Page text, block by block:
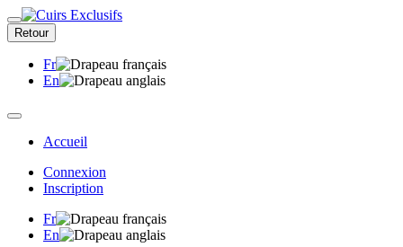
Retour
Fr
En
Accueil
Connexion
Inscription
Fr
En